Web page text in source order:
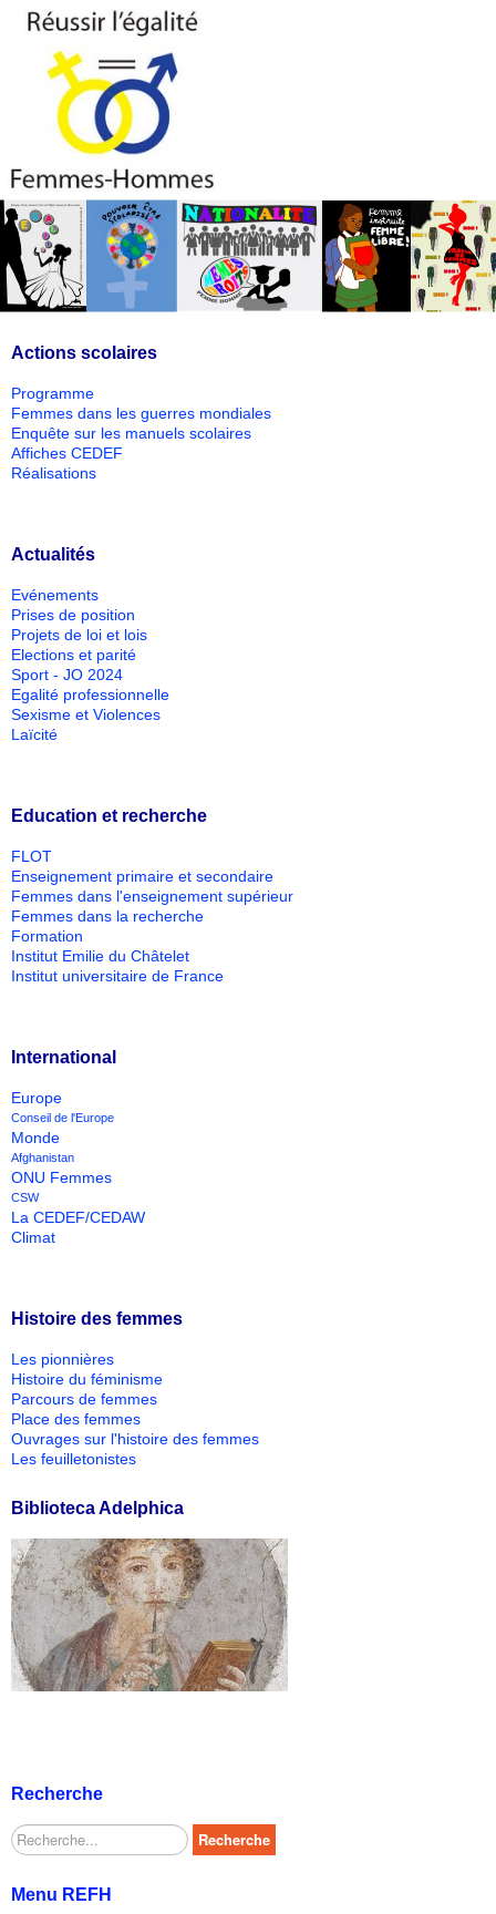
Actions scolaires
Programme
Femmes dans les guerres mondiales
Enquête sur les manuels scolaires
Affiches CEDEF
Réalisations
Actualités
Evénements
Prises de position
Projets de loi et lois
Elections et parité
Sport - JO 2024
Egalité professionnelle
Sexisme et Violences
Laïcité
Education et recherche
FLOT
Enseignement primaire et secondaire
Femmes dans l'enseignement supérieur
Femmes dans la recherche
Formation
Institut Emilie du Châtelet
Institut universitaire de France
International
Europe
Conseil de l'Europe
Monde
Afghanistan
ONU Femmes
CSW
La CEDEF/CEDAW
Climat
Histoire des femmes
Les pionnières
Histoire du féminisme
Parcours de femmes
Place des femmes
Ouvrages sur l'histoire des femmes
Les feuilletonistes
Biblioteca Adelphica
Recherche
Rechercher Recherche
Menu REFH